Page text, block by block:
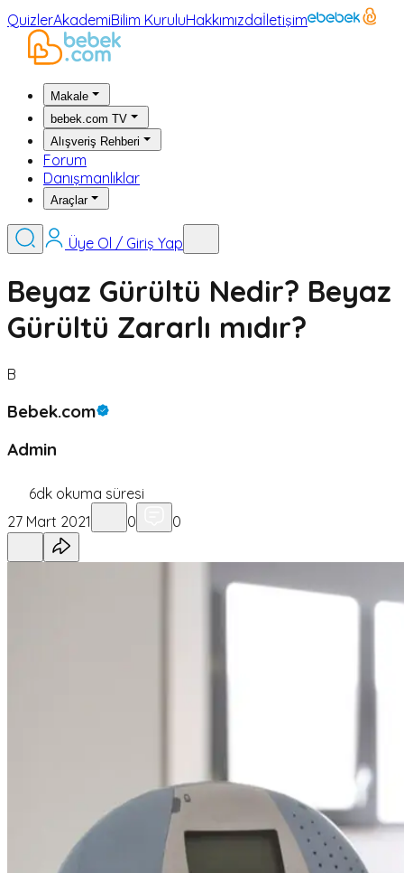
QuizlerAkademiBilim KuruluHakkımızdaİletişim
Makale
bebek.com TV
Alışveriş Rehberi
Forum
Danışmanlıklar
Araçlar
Üye Ol / Giriş Yap
Beyaz Gürültü Nedir? Beyaz
Gürültü Zararlı mıdır?
B
Bebek.com
Admin
6dk okuma süresi
27 Mart 2021
0 0